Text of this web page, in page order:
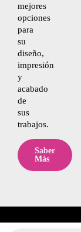
mejores
opciones
para
su
diseño,
impresión
y
acabado
de
sus
trabajos.
Saber
Más